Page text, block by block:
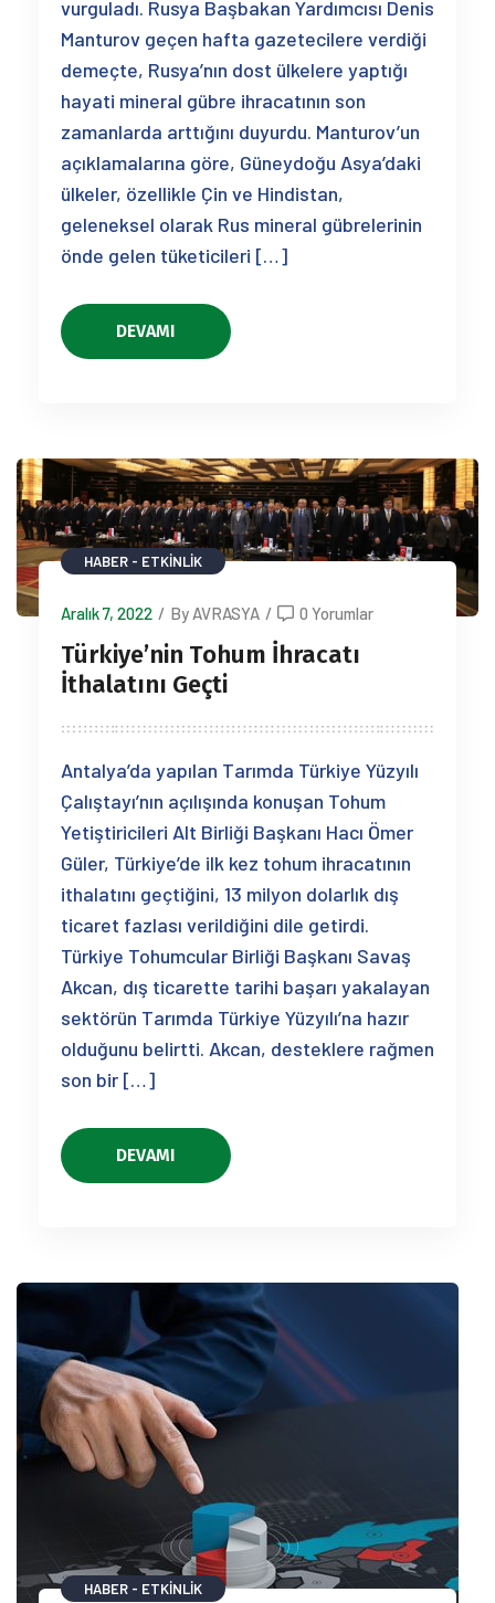
vurguladı. Rusya Başbakan Yardımcısı Denis
Manturov geçen hafta gazetecilere verdiği
demeçte, Rusya’nın dost ülkelere yaptığı
hayati mineral gübre ihracatının son
zamanlarda arttığını duyurdu. Manturov’un
açıklamalarına göre, Güneydoğu Asya’daki
ülkeler, özellikle Çin ve Hindistan,
geleneksel olarak Rus mineral gübrelerinin
önde gelen tüketicileri […]
DEVAMI
HABER - ETKINLIK
Aralık 7, 2022 / By AVRASYA / 0 Yorumlar
Türkiye’nin Tohum İhracatı
İthalatını Geçti
Antalya’da yapılan Tarımda Türkiye Yüzyılı
Çalıştayı’nın açılışında konuşan Tohum
Yetiştiricileri Alt Birliği Başkanı Hacı Ömer
Güler, Türkiye’de ilk kez tohum ihracatının
ithalatını geçtiğini, 13 milyon dolarlık dış
ticaret fazlası verildiğini dile getirdi.
Türkiye Tohumcular Birliği Başkanı Savaş
Akcan, dış ticarette tarihi başarı yakalayan
sektörün Tarımda Türkiye Yüzyılı’na hazır
olduğunu belirtti. Akcan, desteklere rağmen
son bir […]
DEVAMI
HABER - ETKINLIK